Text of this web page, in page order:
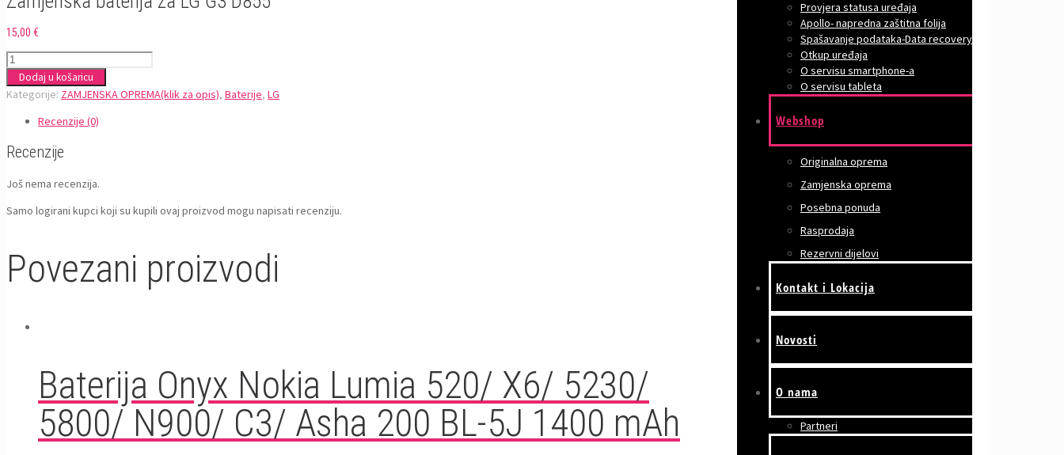
Provjera statusa uređaja
Apollo- napredna zaštitna folija
Spašavanje podataka-Data recovery
Otkup uređaja
O servisu smartphone-a
O servisu tableta
Webshop
Originalna oprema
Zamjenska oprema
Posebna ponuda
Rasprodaja
Rezervni dijelovi
Kontakt i Lokacija
Novosti
O nama
Partneri
15,00 €
Zamjenska
baterija
za
količina
Dodaj u košaricu
Kategorije: ZAMJENSKA OPREMA(klik za opis), Baterije, LG
Recenzije (0)
Recenzije
Još nema recenzija.
Samo logirani kupci koji su kupili ovaj proizvod mogu napisati recenziju.
Povezani proizvodi
Baterija Onyx Nokia Lumia 520/ X6/ 5230/
5800/ N900/ C3/ Asha 200 BL-5J 1400 mAh